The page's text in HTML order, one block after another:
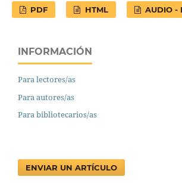
PDF HTML AUDIO -
INFORMACIÓN
Para lectores/as
Para autores/as
Para bibliotecarios/as
ENVIAR UN ARTÍCULO